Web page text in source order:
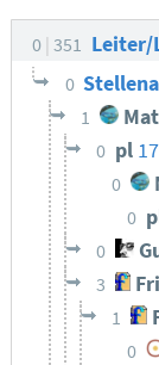
0 351
0
1
0 pl
0
0
0
3
1
0